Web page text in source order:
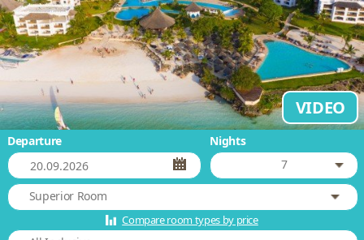
VIDEO
Departure
Nights
7
Superior Room
Compare room types by price